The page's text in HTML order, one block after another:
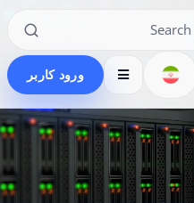
ورود کاربر